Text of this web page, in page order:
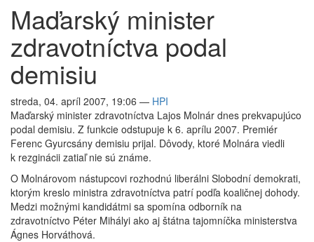
Maďarský minister
zdravotníctva podal
demisiu
streda, 04. apríl 2007, 19:06 — HPI
Maďarský minister zdravotníctva Lajos Molnár dnes prekvapujúco
podal demisiu. Z funkcie odstupuje k 6. aprílu 2007. Premiér
Ferenc Gyurcsány demisiu prijal. Dôvody, ktoré Molnára viedli
k rezginácii zatiaľ nie sú známe.
O Molnárovom nástupcovi rozhodnú liberálni Slobodní demokrati,
ktorým kreslo ministra zdravotníctva patrí podľa koaličnej dohody.
Medzi možnými kandidátmi sa spomína odborník na
zdravotníctvo Péter Mihályi ako aj štátna tajomníčka ministerstva
Ágnes Horváthová.